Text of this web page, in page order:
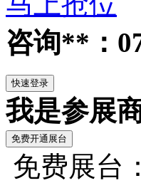
咨询**：
我是参展
免费展台